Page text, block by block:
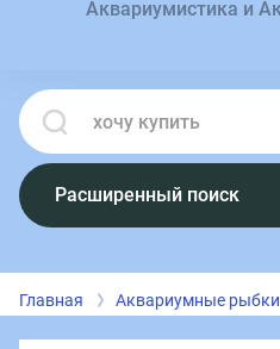
Аквариумистика и
Расширенный поиск
Главная Аквариумные рыбки